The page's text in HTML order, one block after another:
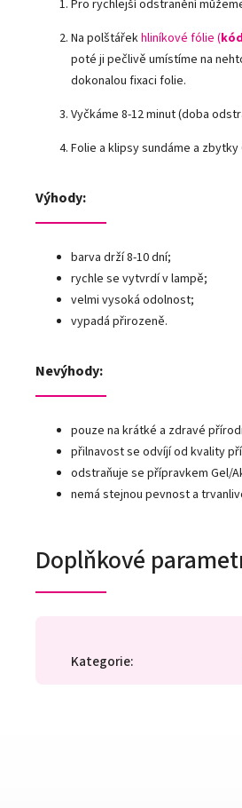
Pro rychlejší odstranění
Na polštářekhliníkové fólie (
poté ji pečlivě umístíme na
dokonalou fixaci folie.
Vyčkáme 8-12 minut (doba
Folie a klipsy sundáme a
Výhody:
barva drží 8-10 dní;
rychle se vytvrdí v lampě;
velmi vysoká odolnost;
vypadá přirozeně.
Nevýhody:
pouze na krátké a zdravé
přilnavost se odvíjí od kvality
odstraňuje se přípravkem Gel/
nemá stejnou pevnost a
Doplňkové
Kategorie: